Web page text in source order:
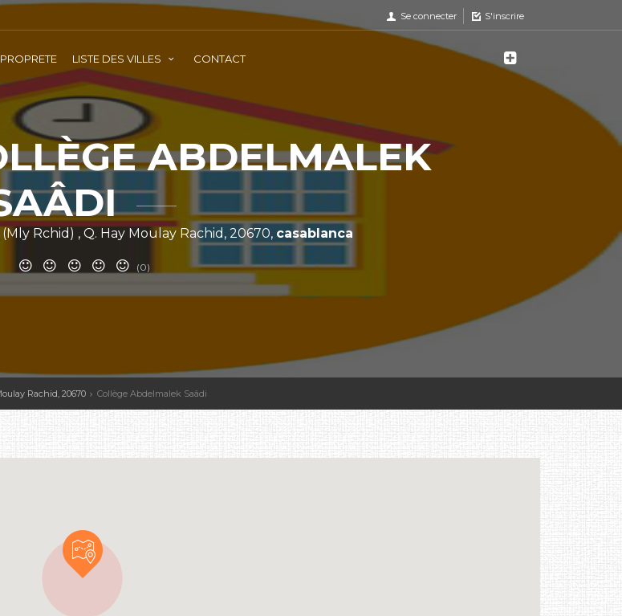
Se connecter S'inscrire
PROPRETE LISTE DES VILLES CONTACT
ABDELMALEK
Rchid) , Q. Hay Moulay Rachid, 20670, casablanca
(0)
Rachid, 20670 Collège Abdelmalek Saâdi